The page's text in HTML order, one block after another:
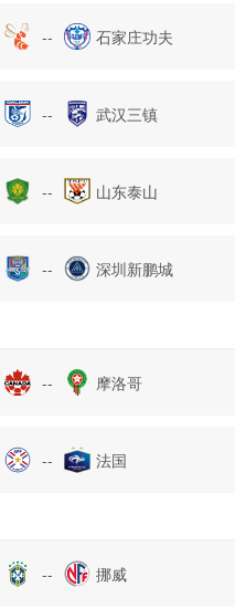
-- 石家庄功夫
-- 武汉三镇
-- 山东泰山
-- 深圳新鹏城
-- 摩洛哥
-- 法国
-- 挪威